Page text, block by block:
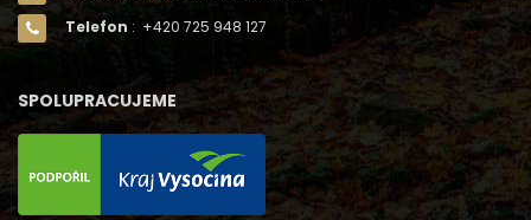
Telefon : +420 725 948 127
SPOLUPRACUJEME